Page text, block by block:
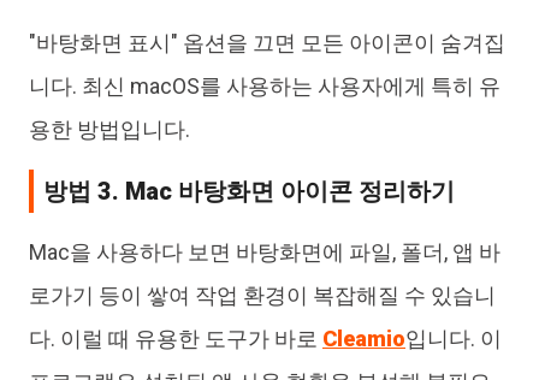
"바탕화면 표시" 옵션을 끄면 모든 아이콘이 숨겨집
니다. 최신 macOS를 사용하는 사용자에게 특히 유
용한 방법입니다.
방법 3. Mac 바탕화면 아이콘 정리하기
Mac을 사용하다 보면 바탕화면에 파일, 폴더, 앱 바
로가기 등이 쌓여 작업 환경이 복잡해질 수 있습니
다. 이럴 때 유용한 도구가 바로 Cleamio입니다. 이